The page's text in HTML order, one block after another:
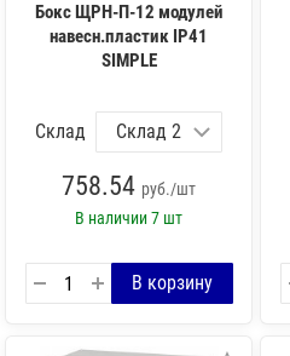
Бокс ЩРН-П-12 модулей
навесн.пластик IP41
SIMPLE
Склад
758.54 руб./шт
В наличии7 шт